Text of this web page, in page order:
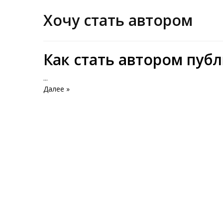
Хочу стать автором
Как стать автором
...
Далее »